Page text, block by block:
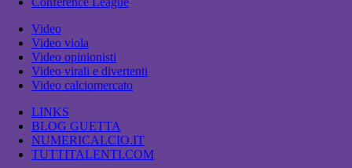
Video
Video viola
Video opinionisti
Video virali e divertenti
Video calciomercato
LINKS
BLOG GUETTA
NUMERICALCIO.IT
TUTTITALENTI.COM